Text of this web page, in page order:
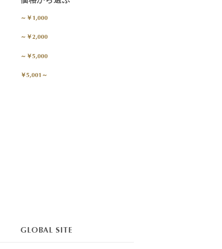
～￥1,000
～￥2,000
～￥5,000
￥5,001～
GLOBAL SITE